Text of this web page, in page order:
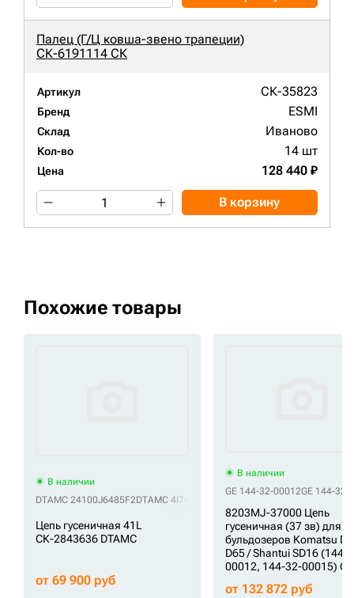
Палец (Г/Ц ковша-звено трапеции)
СК-6191114 СК
Артикул СК-35823
Бренд ESMI
Склад Иваново
Кол-во 14 шт
Цена 128 440 ₽
В корзину
Похожие товары
В наличии
DTAMC 24100J6485F2DTAMC 4I7479
Цепь гусеничная 41L
СК-2843636 DTAMC
от 69 900 руб
В наличии
GE 144-32-00012GE 144-32-
8203MJ-37000 Цепь
гусеничная (37 зв) для
бульдозеров Komatsu
D65 / Shantui SD16 (144-
00012, 144-32-00015) GE
от 132 872 руб